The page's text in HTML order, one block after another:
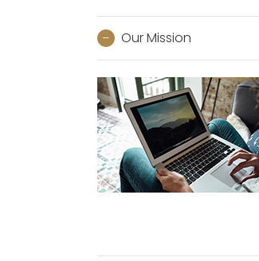
Our Mission